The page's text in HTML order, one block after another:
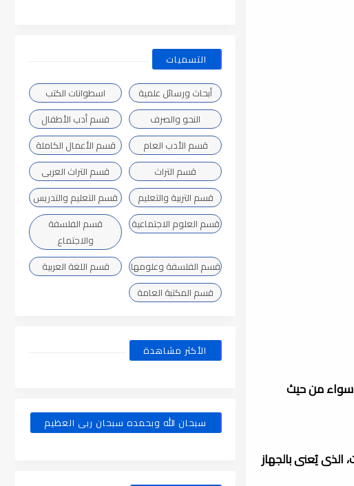
سواء من حيث
يُعنى بالجهاز
التسميات
أبحاث ورسائل علمية
اسطوانات الكتب
النحو والصرف
قسم أدب الأطفال
قسم الأدب العام
قسم الأعمال الكاملة
قسم التراث
قسم التراث العربى
قسم التربية والتعليم
قسم التعليم والتدريس
قسم العلوم الاجتماعية
قسم الفلسفة
والاجتماع
قسم الفلسفة وعلومها
قسم اللغة العربية
قسم المكتبة العامة
الأكثر مشاهدة
سبحان الله وبحمده سبحان ربى العظيم